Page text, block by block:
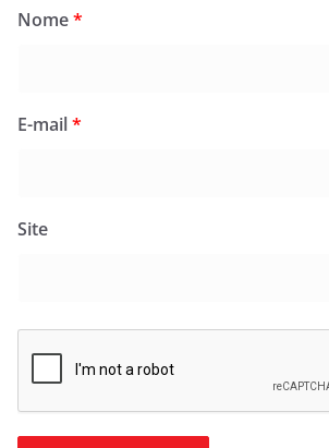
Nome*
E-mail*
Site